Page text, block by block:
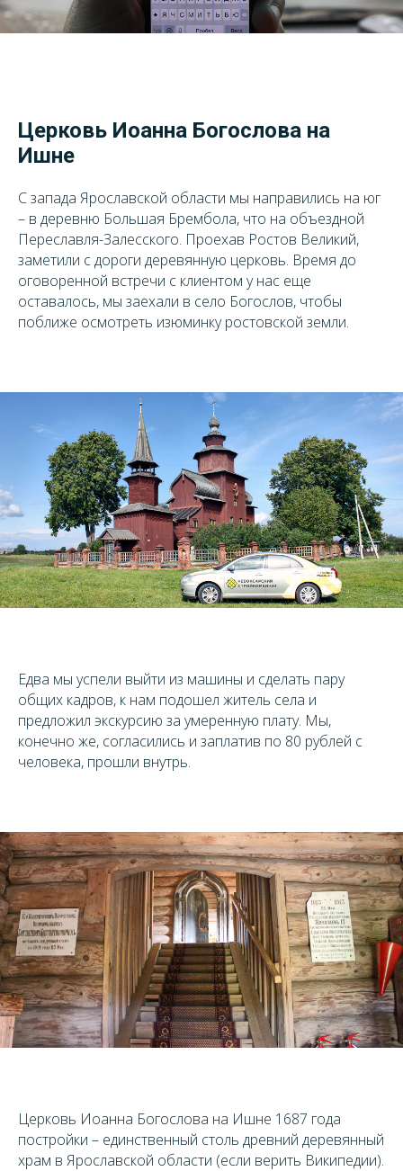
Церковь Иоанна Богослова на
Ишне
С запада Ярославской области мы направились на юг
– в деревню Большая Брембола, что на объездной
Переславля-Залесского. Проехав Ростов Великий,
заметили с дороги деревянную церковь. Время до
оговоренной встречи с клиентом у нас еще
оставалось, мы заехали в село Богослов, чтобы
поближе осмотреть изюминку ростовской земли.
Едва мы успели выйти из машины и сделать пару
общих кадров, к нам подошел житель села и
предложил экскурсию за умеренную плату. Мы,
конечно же, согласились и заплатив по 80 рублей с
человека, прошли внутрь.
Церковь Иоанна Богослова на Ишне 1687 года
постройки – единственный столь древний деревянный
храм в Ярославской области (если верить Википедии).